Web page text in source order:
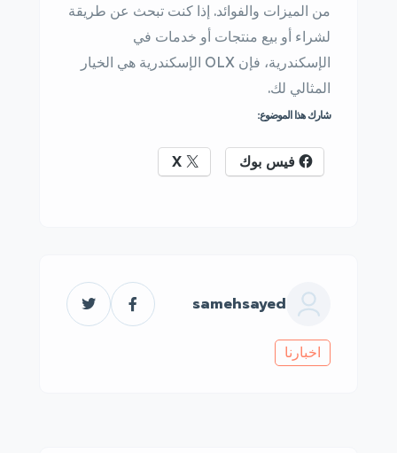
من الميزات والفوائد. إذا كنت تبحث عن طريقة
لشراء أو بيع منتجات أو خدمات في
الإسكندرية، فإن OLX الإسكندرية هي الخيار
المثالي لك.
شارك هذا الموضوع:
فيس بوك X
samehsayed
اخبارنا